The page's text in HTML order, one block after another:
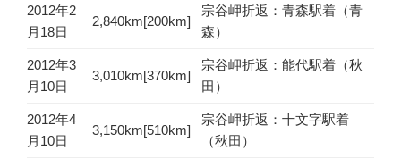
2012年2
月18日
2,840km[200km]
宗谷岬折返：青森駅着（青
森）
2012年3
月10日
3,010km[370km]
宗谷岬折返：能代駅着（秋
田）
2012年4
月10日
3,150km[510km]
宗谷岬折返：十文字駅着
（秋田）